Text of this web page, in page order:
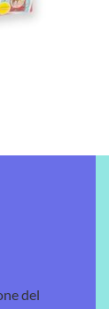
del